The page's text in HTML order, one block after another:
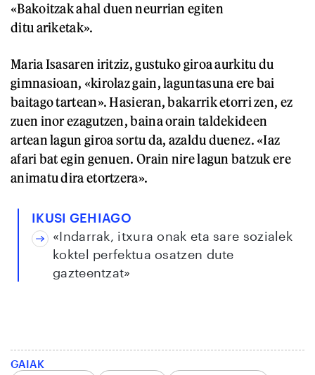
«Bakoitzak ahal duen neurrian egiten
ditu ariketak».
Maria Isasaren iritziz, gustuko giroa aurkitu du
gimnasioan, «kirolaz gain, laguntasuna ere bai
baitago tartean». Hasieran, bakarrik etorri zen, ez
zuen inor ezagutzen, baina orain taldekideen
artean lagun giroa sortu da, azaldu duenez. «Iaz
afari bat egin genuen. Orain nire lagun batzuk ere
animatu dira etortzera».
IKUSI GEHIAGO
«Indarrak, itxura onak eta sare sozialek
koktel perfektua osatzen dute
gazteentzat»
GAIAK